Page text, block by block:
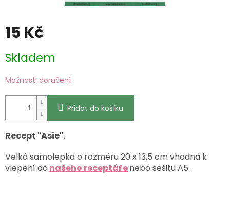
15 Kč
cena:
Skladem
Možnosti doručení
Přidat do košíku
Recept "Asie".
Velká samolepka o rozměru 20 x 13,5 cm vhodná k
vlepení do našeho receptářenebo sešitu A5.